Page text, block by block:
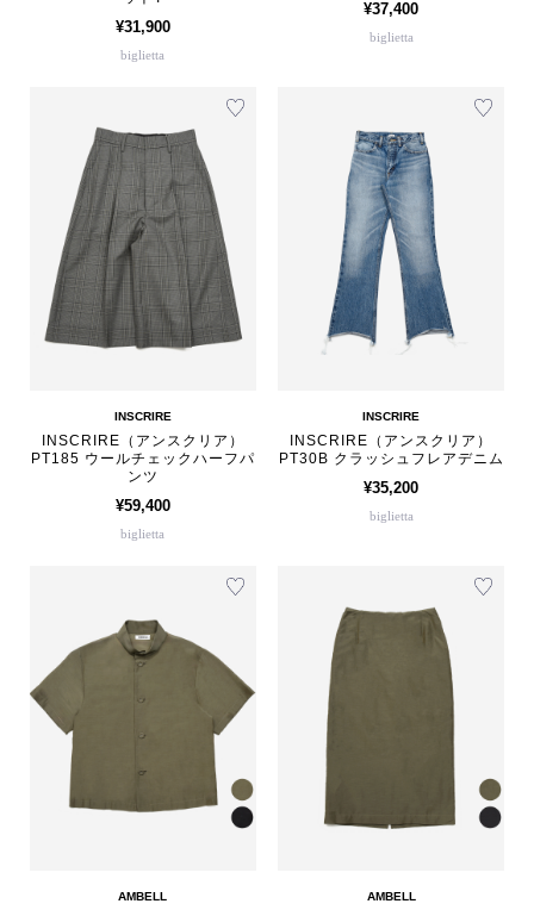
¥31,900
biglietta
¥37,400
biglietta
INSCRIRE
INSCRIRE（アンスクリア）
PT185 ウールチェックハーフパ
ンツ
¥59,400
biglietta
INSCRIRE
INSCRIRE（アンスクリア）
PT30B クラッシュフレアデニム
¥35,200
biglietta
AMBELL AMBELL